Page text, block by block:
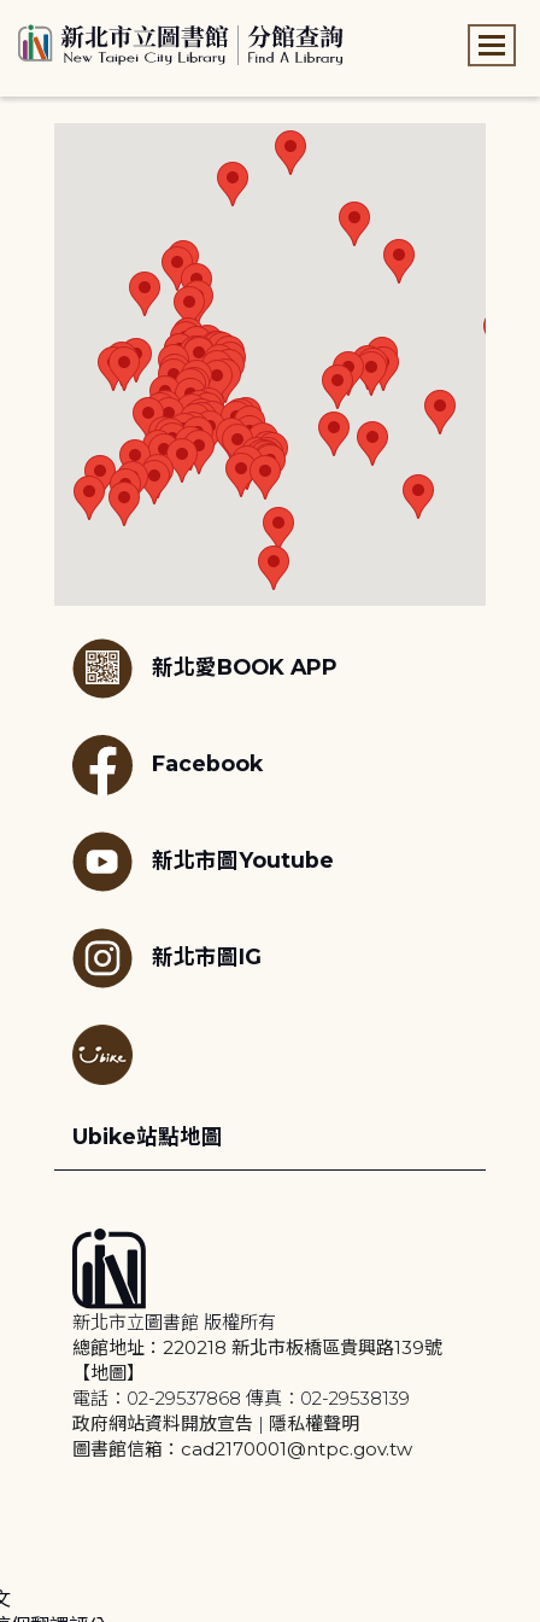
新北愛BOOK APP
Facebook
新北市圖Youtube
新北市圖IG
Ubike站點地圖
新北市立圖書館 版權所有
總館地址：220218 新北市板橋區貴興路139號
【地圖】
電話：02-29537868 傳真：02-29538139
政府網站資料開放宣告 | 隱私權聲明
圖書館信箱：cad2170001@ntpc.gov.tw